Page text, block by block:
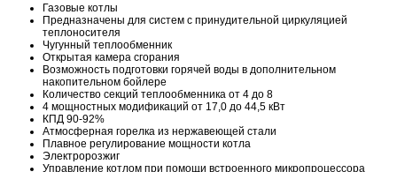
Газовые котлы
Предназначены для систем с принудительной циркуляцией
теплоносителя
Чугунный теплообменник
Открытая камера сгорания
Возможность подготовки горячей воды в дополнительном
накопительном бойлере
Количество секций теплообменника от 4 до 8
4 мощностных модификаций от 17,0 до 44,5 кВт
КПД 90-92%
Атмосферная горелка из нержавеющей стали
Плавное регулирование мощности котла
Электророзжиг
Управление котлом при помощи встроенного микропроцессора